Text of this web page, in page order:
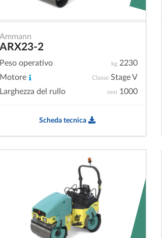
Ammann
ARX23-2
kg2230
Peso operativo
ClasseStage V
Motore
mm 1000
Larghezza del rullo
Scheda tecnica